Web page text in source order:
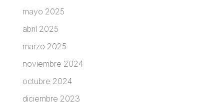
mayo 2025
abril 2025
marzo 2025
noviembre 2024
octubre 2024
diciembre 2023